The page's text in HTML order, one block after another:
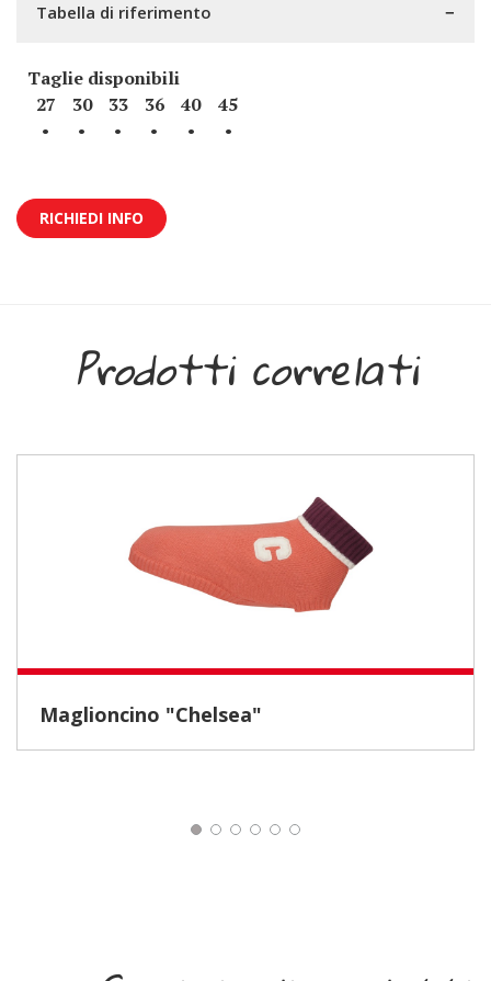
Tabella di riferimento
Taglie disponibili
27
30 33 36 40
45
•
• • • • •
RICHIEDI INFO
Prodotti correlati
Maglioncino "Chelsea"